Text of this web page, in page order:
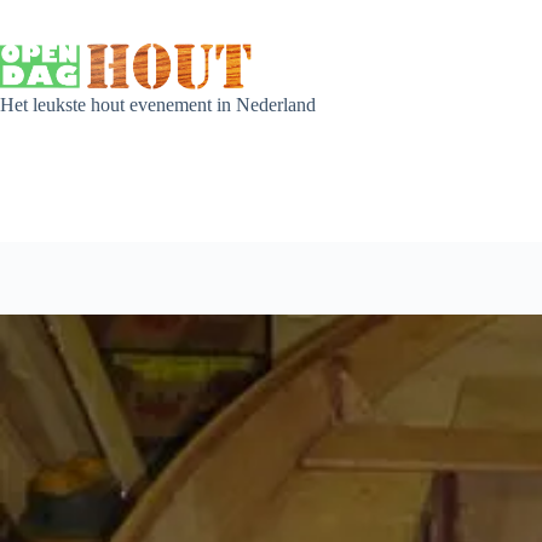
Het leukste hout evenement in Nederland